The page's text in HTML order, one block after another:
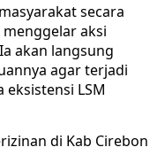
secara
aksi
akan langsung
agar terjadi
LSM
di Kab Cirebon